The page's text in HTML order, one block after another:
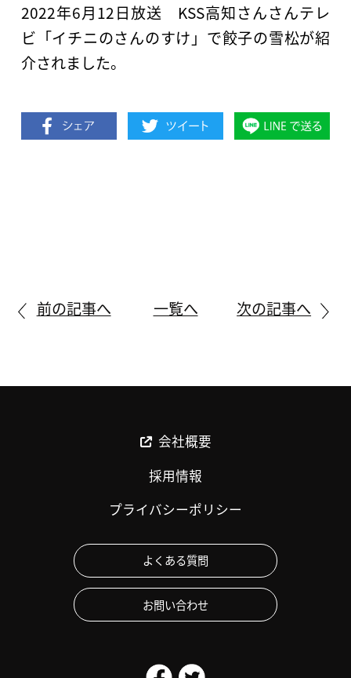
2022年6月12日放送 KSS高知さんさんテレ
ビ「イチニのさんのすけ」で餃子の雪松が紹
介されました。
前の記事へ 一覧へ 次の記事へ
会社概要
採用情報
プライバシーポリシー
よくある質問
お問い合わせ